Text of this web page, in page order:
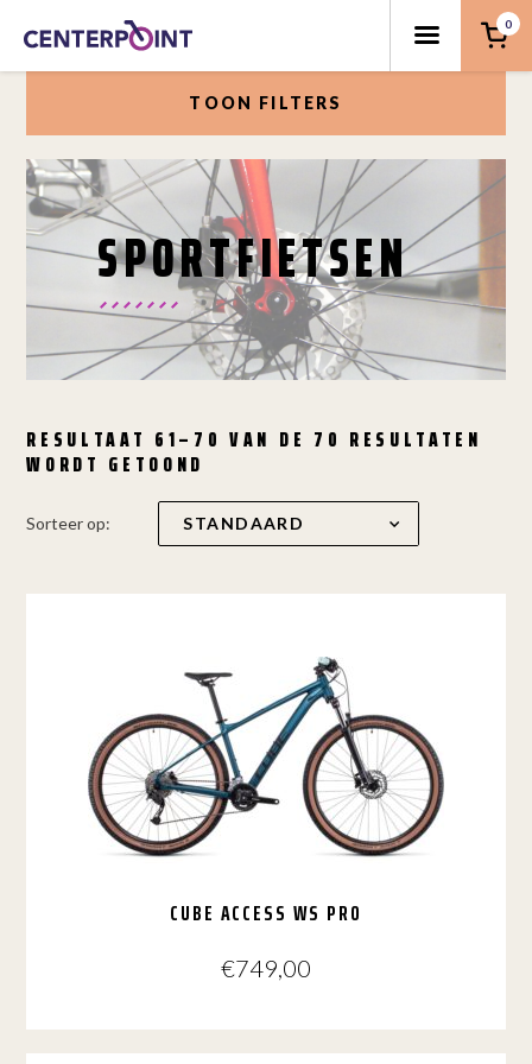
0
SPORTFIETSEN
RESULTAAT 61–70 VAN DE 70 RESULTATEN
WORDT GETOOND
Sorteer op:
CUBE ACCESS WS PRO
€749,00
TOON FILTERS